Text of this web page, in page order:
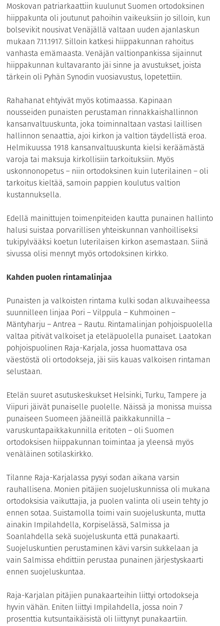
Moskovan patriarkaattiin kuulunut Suomen ortodoksinen
hiippakunta oli joutunut pahoihin vaikeuksiin jo silloin, kun
bolsevikit nousivat Venäjällä valtaan uuden ajanlaskun
mukaan 7.11.1917. Silloin katkesi hiippakunnan rahoitus
vanhasta emämaasta. Venäjän valtionpankissa sijainnut
hiippakunnan kultavaranto jäi sinne ja avustukset, joista
tärkein oli Pyhän Synodin vuosiavustus, lopetettiin.
Rahahanat ehtyivät myös kotimaassa. Kapinaan
nousseiden punaisten perustaman rinnakkaishallinnon
kansanvaltuuskunta, joka toiminnaltaan vastasi laillisen
hallinnon senaattia, ajoi kirkon ja valtion täydellistä eroa.
Helmikuussa 1918 kansanvaltuuskunta kielsi keräämästä
varoja tai maksuja kirkollisiin tarkoituksiin. Myös
uskonnonopetus – niin ortodoksinen kuin luterilainen – oli
tarkoitus kieltää, samoin pappien koulutus valtion
kustannuksella.
Edellä mainittujen toimenpiteiden kautta punainen hallinto
halusi suistaa porvarillisen yhteiskunnan vanhoilliseksi
tukipylvääksi koetun luterilaisen kirkon asemastaan. Siinä
sivussa olisi mennyt myös ortodoksinen kirkko.
Kahden puolen rintamalinjaa
Punaisten ja valkoisten rintama kulki sodan alkuvaiheessa
suunnilleen linjaa Pori – Vilppula – Kuhmoinen –
Mäntyharju – Antrea – Rautu. Rintamalinjan pohjoispuolella
valtaa pitivät valkoiset ja eteläpuolella punaiset. Laatokan
pohjoispuolinen Raja-Karjala, jossa huomattava osa
väestöstä oli ortodokseja, jäi siis kauas valkoisen rintaman
selustaan.
Etelän suuret asutuskeskukset Helsinki, Turku, Tampere ja
Viipuri jäivät punaiselle puolelle. Näissä ja monissa muissa
punaiseen Suomeen jääneillä paikkakunnilla –
varuskuntapaikkakunnilla eritoten – oli Suomen
ortodoksisen hiippakunnan toimintaa ja yleensä myös
venäläinen sotilaskirkko.
Tilanne Raja-Karjalassa pysyi sodan aikana varsin
rauhallisena. Monien pitäjien suojeluskunnissa oli mukana
ortodoksisia vaikuttajia, ja puolen valinta oli usein tehty jo
ennen sotaa. Suistamolla toimi vain suojeluskunta, mutta
ainakin Impilahdella, Korpiselässä, Salmissa ja
Soanlahdella sekä suojeluskunta että punakaarti.
Suojeluskuntien perustaminen kävi varsin sukkelaan ja
vain Salmissa ehdittiin perustaa punainen järjestyskaarti
ennen suojeluskuntaa.
Raja-Karjalan pitäjien punakaarteihin liittyi ortodokseja
hyvin vähän. Eniten liittyi Impilahdella, jossa noin 7
prosenttia kutsuntaikäisistä oli liittynyt punakaartiin.